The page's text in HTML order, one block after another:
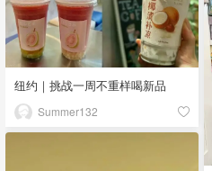
纽约｜挑战一周不重样喝新品
Summer132